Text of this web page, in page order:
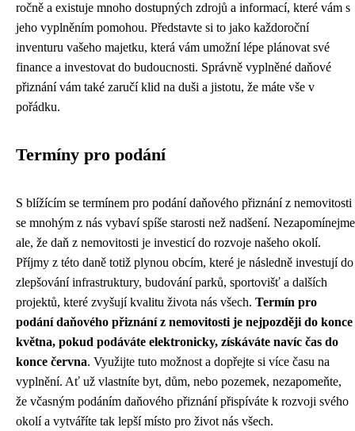
ročně a existuje mnoho dostupných zdrojů a informací, které vám s
jeho vyplněním pomohou. Představte si to jako každoroční
inventuru vašeho majetku, která vám umožní lépe plánovat své
finance a investovat do budoucnosti. Správně vyplněné daňové
přiznání vám také zaručí klid na duši a jistotu, že máte vše v
pořádku.
Termíny pro podání
S blížícím se termínem pro podání daňového přiznání z nemovitosti
se mnohým z nás vybaví spíše starosti než nadšení. Nezapomínejme
ale, že daň z nemovitosti je investicí do rozvoje našeho okolí.
Příjmy z této daně totiž plynou obcím, které je následně investují do
zlepšování infrastruktury, budování parků, sportovišť a dalších
projektů, které zvyšují kvalitu života nás všech. Termín pro
podání daňového přiznání z nemovitosti je nejpozději do konce
května, pokud podáváte elektronicky, získáváte navíc čas do
konce června. Využijte tuto možnost a dopřejte si více času na
vyplnění. Ať už vlastníte byt, dům, nebo pozemek, nezapomeňte,
že včasným podáním daňového přiznání přispíváte k rozvoji svého
okolí a vytváříte tak lepší místo pro život nás všech.